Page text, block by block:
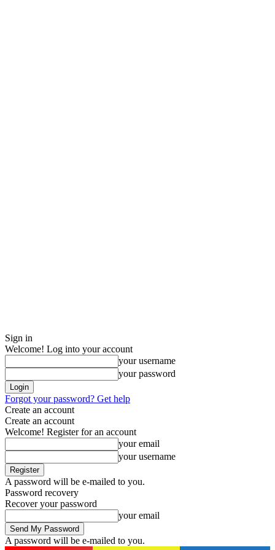
Sign in
Welcome! Log into your account
your username
your password
Forgot your password? Get help
Create an account
Create an account
Welcome! Register for an account
your email
your username
A password will be e-mailed to you.
Password recovery
Recover your password
your email
A password will be e-mailed to you.